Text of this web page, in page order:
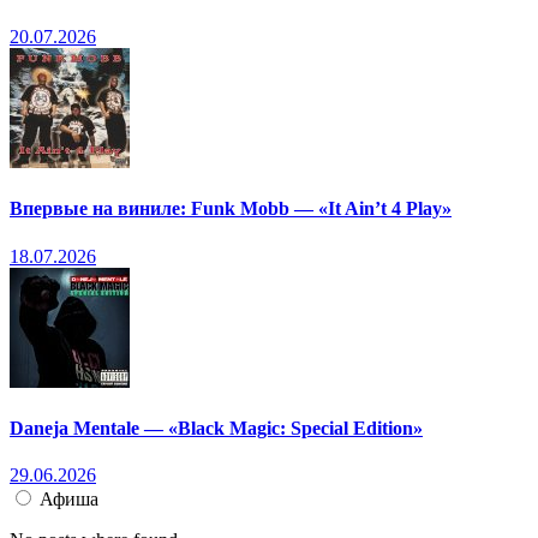
20.07.2026
Впервые на виниле: Funk Mobb — «It Ain’t 4 Play»
18.07.2026
Daneja Mentale — «Black Magic: Special Edition»
29.06.2026
Афиша